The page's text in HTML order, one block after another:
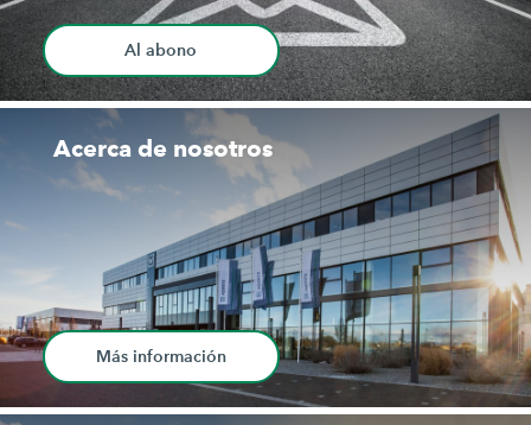
Al abono
Acerca de nosotros
Más información